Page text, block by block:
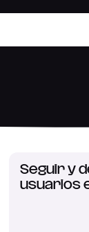
Seguir y
usuarios